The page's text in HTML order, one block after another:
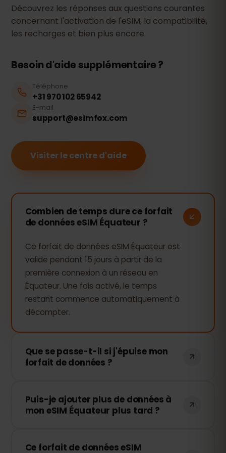
Découvrez les réponses aux questions courantes
concernant l'activation de l'eSIM, la compatibilité,
les recharges et bien plus encore.
Besoin d'aide supplémentaire ?
Téléphone
+31 970 102 65942
E-mail
support@esimfox.com
Visiter le centre d'aide
Combien de temps dure ce forfait
de données eSIM Équateur ?
Ce forfait de données eSIM Équateur est
valide pendant 15 jours à partir de la
première connexion à un réseau en
Équateur. Une fois activé, le temps
restant commence automatiquement à
décompter.
Que se passe-t-il si j'épuise mon
forfait de données ?
connexion sera interrompue. Vous
pouvez facilement recharger votre eSIM
Puis-je ajouter plus de données à
mon eSIM Équateur plus tard ?
supplémentaires à tout moment sans
Ce forfait de données eSIM